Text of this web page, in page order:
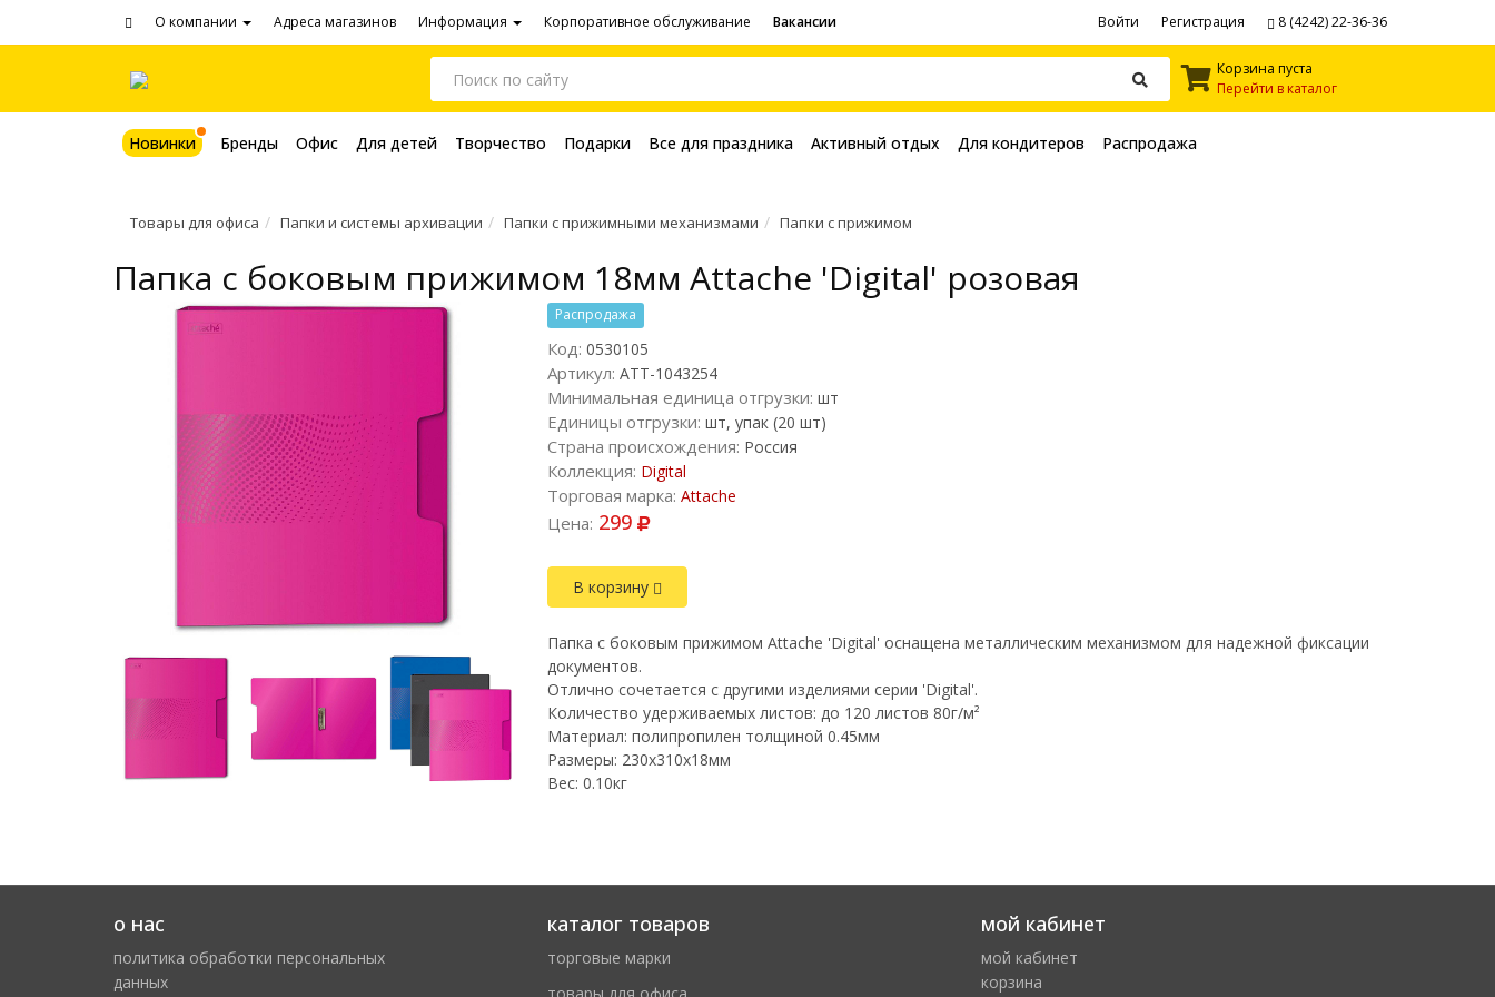
О компании Адреса магазинов Информация Корпоративное обслуживание Вакансии Войти Регистрация 8 (4242) 22-36-36
Корзина пуста
Перейти в каталог
Новинки Бренды Офис Для детей Творчество Подарки Все для праздника Активный отдых Для кондитеров Распродажа
Товары для офиса Папки и системы архивации Папки с прижимными механизмами Папки с прижимом
Папка с боковым прижимом 18мм Attache 'Digital' розовая
Распродажа
Код: 0530105
Артикул: ATT-1043254
Минимальная единица отгрузки: шт
Единицы отгрузки: шт, упак (20 шт)
Страна происхождения: Россия
Коллекция: Digital
Торговая марка: Attache
Цена: 299
В корзину
Папка с боковым прижимом Attache 'Digital' оснащена металлическим механизмом для надежной фиксации
документов.
Отлично сочетается с другими изделиями серии 'Digital'.
Количество удерживаемых листов: до 120 листов 80г/м²
Материал: полипропилен толщиной 0.45мм
Размеры: 230х310x18мм
Вес: 0.10кг
о нас
политика обработки персональных
данных
каталог товаров
торговые марки
мой кабинет
мой кабинет
корзина